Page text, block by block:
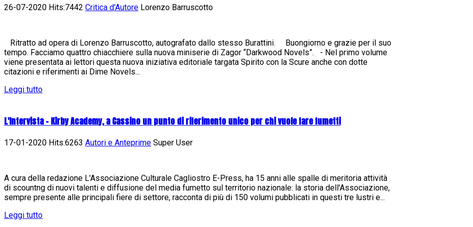
26-07-2020 Hits:7442 Critica d'Autore Lorenzo Barruscotto
Ritratto ad opera di Lorenzo Barruscotto, autografato dallo stesso Burattini. Buongiorno e grazie per il suo
tempo. Facciamo quattro chiacchiere sulla nuova miniserie di Zagor “Darkwood Novels”. - Nel primo volume
viene presentata ai lettori questa nuova iniziativa editoriale targata Spirito con la Scure anche con dotte
citazioni e riferimenti ai Dime Novels...
Leggi tutto
L'Intervista - Kirby Academy, a Cassino un punto di riferimento unico per chi vuole fare fumetti
17-01-2020 Hits:6263 Autori e Anteprime Super User
A cura della redazione L'Associazione Culturale Cagliostro E-Press, ha 15 anni alle spalle di meritoria attività
di scountng di nuovi talenti e diffusione del media fumetto sul territorio nazionale: la storia dell'Associazione,
sempre presente alle principali fiere di settore, racconta di più di 150 volumi pubblicati in questi tre lustri e...
Leggi tutto